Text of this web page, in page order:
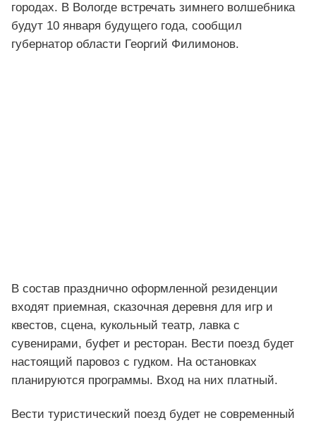
городах. В Вологде встречать зимнего волшебника
будут 10 января будущего года, сообщил
губернатор области Георгий Филимонов.
В состав празднично оформленной резиденции
входят приемная, сказочная деревня для игр и
квестов, сцена, кукольный театр, лавка с
сувенирами, буфет и ресторан. Вести поезд будет
настоящий паровоз с гудком. На остановках
планируются программы. Вход на них платный.
Вести туристический поезд будет не современный